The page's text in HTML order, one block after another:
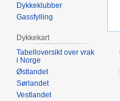
Dykkeklubber
Gassfylling
Dykkekart
Tabelloversikt over vrak
i Norge
Østlandet
Sørlandet
Vestlandet